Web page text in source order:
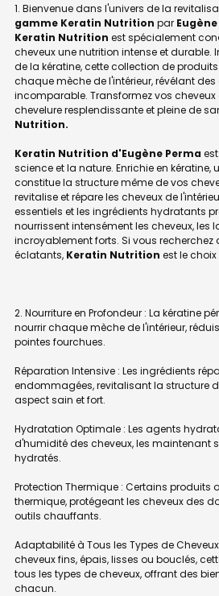
Bienvenue dans l'univers de la
gamme Keratin Nutrition par
Keratin Nutrition est spécialement
cheveux une nutrition intense et durable.
de la kératine, cette collection de
chaque mèche de l'intérieur, révélant
incomparable. Transformez vos
chevelure resplendissante et pleine de
Nutrition.
Keratin Nutrition d'Eugène Perma
science et la nature. Enrichie en kératine,
constitue la structure même de vos
revitalise et répare les cheveux de
essentiels et les ingrédients hydratants
nourrissent intensément les cheveux, les
incroyablement forts. Si vous recherchez
éclatants, Keratin Nutrition est le
Nourriture en Profondeur : La kératine
nourrir chaque mèche de l'intérieur,
pointes fourchues.
Réparation Intensive : Les ingrédients
endommagées, revitalisant la structure
aspect sain et fort.
Hydratation Optimale : Les agents
d'humidité des cheveux, les maintenant
hydratés.
Protection Thermique : Certains produits
thermique, protégeant les cheveux des
outils chauffants.
Adaptabilité à Tous les Types de
cheveux fins, épais, lisses ou bouclés,
tous les types de cheveux, offrant des
chacun.